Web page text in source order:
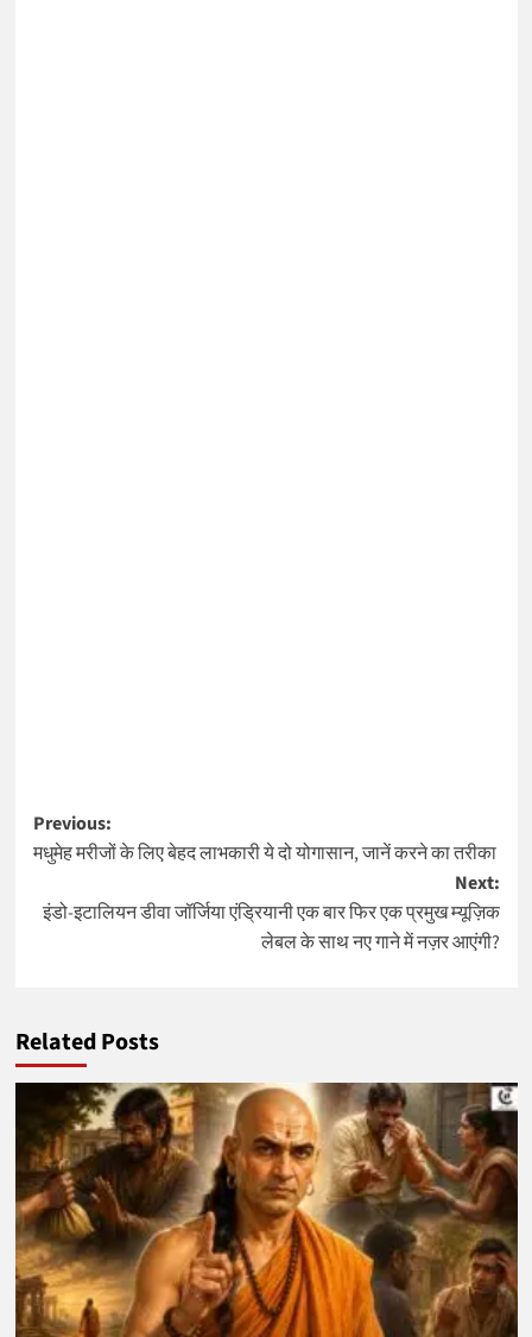
Post
navigation
Previous:
मधुमेह मरीजों के लिए बेहद लाभकारी ये दो योगासान, जानें करने का तरीका
Next:
इंडो-इटालियन डीवा जॉर्जिया एंड्रियानी एक बार फिर एक प्रमुख म्यूज़िक
लेबल के साथ नए गाने में नज़र आएंगी?
Related Posts